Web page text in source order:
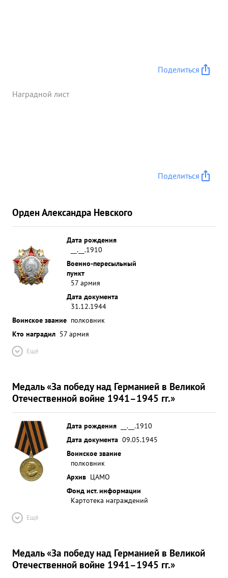
Поделиться
Наградной лист
Поделиться
Орден Александра Невского
Дата рождения
__.__.1910
Военно-пересыльный
пункт
57 армия
Дата документа
31.12.1944
Воинское звание полковник
Кто наградил 57 армия
Ещё
Медаль «За победу над Германией в Великой
Отечественной войне 1941–1945 гг.»
Дата рождения
__.__.1910
Дата документа 09.05.1945
Воинское звание
полковник
Архив ЦАМО
Фонд ист. информации
Картотека награждений
Ещё
Медаль «За победу над Германией в Великой
Отечественной войне 1941–1945 гг.»